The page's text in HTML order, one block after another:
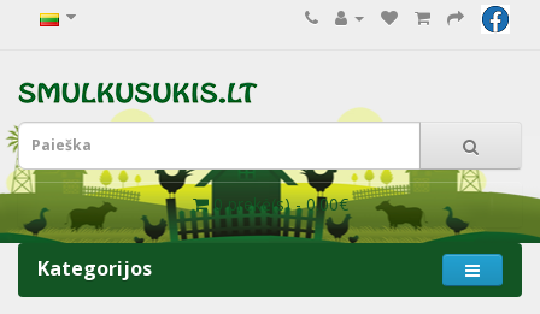
0 prekė(s) - 0.00€
Kategorijos